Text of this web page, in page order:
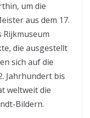
um die
aus dem 17.
Rijkmuseum
die ausgestellt
sich auf die
Jahrhundert bis
weltweit die
Bildern.